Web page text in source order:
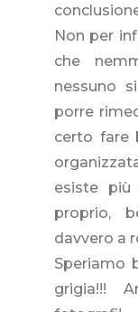
Non per
che
nessuno
porre
certo fare
esiste
proprio,
davvero a
Speriamo
grigia!!!